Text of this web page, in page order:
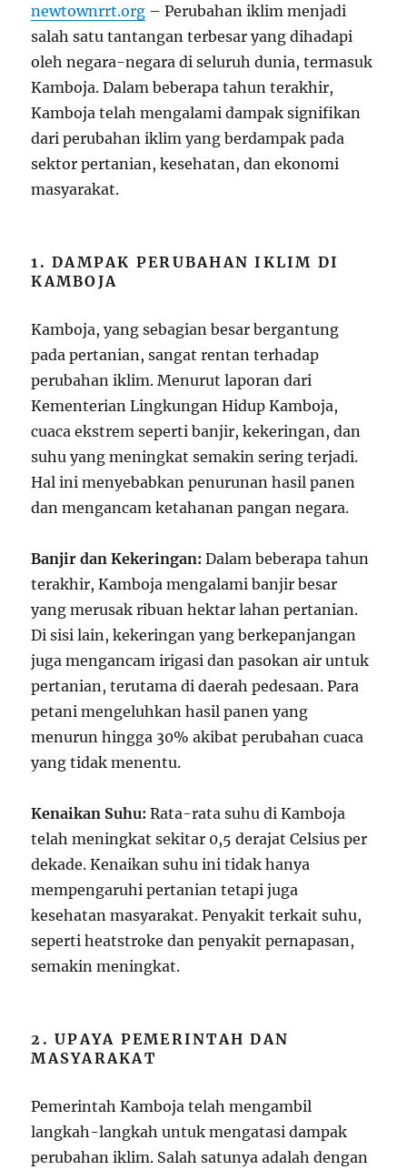
newtownrrt.org – Perubahan iklim menjadi
salah satu tantangan terbesar yang dihadapi
oleh negara-negara di seluruh dunia, termasuk
Kamboja. Dalam beberapa tahun terakhir,
Kamboja telah mengalami dampak signifikan
dari perubahan iklim yang berdampak pada
sektor pertanian, kesehatan, dan ekonomi
masyarakat.
1. DAMPAK PERUBAHAN IKLIM DI
KAMBOJA
Kamboja, yang sebagian besar bergantung
pada pertanian, sangat rentan terhadap
perubahan iklim. Menurut laporan dari
Kementerian Lingkungan Hidup Kamboja,
cuaca ekstrem seperti banjir, kekeringan, dan
suhu yang meningkat semakin sering terjadi.
Hal ini menyebabkan penurunan hasil panen
dan mengancam ketahanan pangan negara.
Banjir dan Kekeringan: Dalam beberapa tahun
terakhir, Kamboja mengalami banjir besar
yang merusak ribuan hektar lahan pertanian.
Di sisi lain, kekeringan yang berkepanjangan
juga mengancam irigasi dan pasokan air untuk
pertanian, terutama di daerah pedesaan. Para
petani mengeluhkan hasil panen yang
menurun hingga 30% akibat perubahan cuaca
yang tidak menentu.
Kenaikan Suhu: Rata-rata suhu di Kamboja
telah meningkat sekitar 0,5 derajat Celsius per
dekade. Kenaikan suhu ini tidak hanya
mempengaruhi pertanian tetapi juga
kesehatan masyarakat. Penyakit terkait suhu,
seperti heatstroke dan penyakit pernapasan,
semakin meningkat.
2. UPAYA PEMERINTAH DAN
MASYARAKAT
Pemerintah Kamboja telah mengambil
langkah-langkah untuk mengatasi dampak
perubahan iklim. Salah satunya adalah dengan